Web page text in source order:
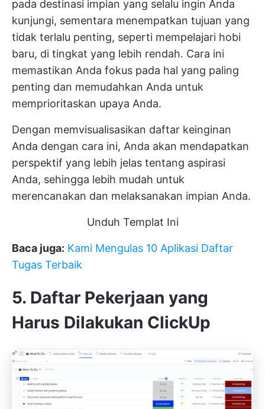
pada destinasi impian yang selalu ingin Anda
kunjungi, sementara menempatkan tujuan yang
tidak terlalu penting, seperti mempelajari hobi
baru, di tingkat yang lebih rendah. Cara ini
memastikan Anda fokus pada hal yang paling
penting dan memudahkan Anda untuk
memprioritaskan upaya Anda.
Dengan memvisualisasikan daftar keinginan
Anda dengan cara ini, Anda akan mendapatkan
perspektif yang lebih jelas tentang aspirasi
Anda, sehingga lebih mudah untuk
merencanakan dan melaksanakan impian Anda.
Unduh Templat Ini
Baca juga: Kami Mengulas 10 Aplikasi Daftar
Tugas Terbaik
5. Daftar Pekerjaan yang
Harus Dilakukan ClickUp